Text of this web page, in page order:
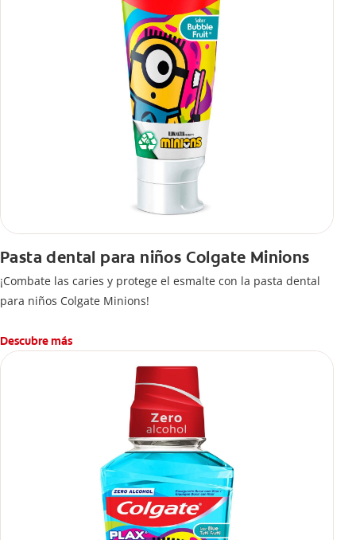
Pasta dental para niños Colgate Minions
¡Combate las caries y protege el esmalte con la pasta dental
para niños Colgate Minions!
Descubre más